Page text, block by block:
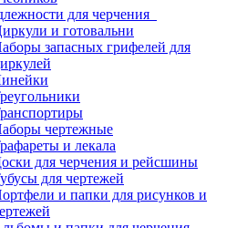
для черчения
и готовальни
запасных грифелей для
чертежные
и лекала
для черчения и рейсшины
для чертежей
и папки для рисунков и